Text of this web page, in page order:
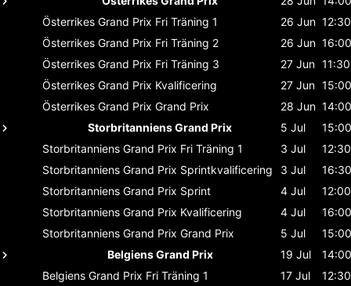
Österrikes Grand Prix Fri Träning 1 26 Jun 12:30
Österrikes Grand Prix Fri Träning 2 26 Jun 16:00
Österrikes Grand Prix Fri Träning 3 27 Jun 11:30
Österrikes Grand Prix Kvalificering 27 Jun 15:00
Österrikes Grand Prix Grand Prix 28 Jun 14:00
Storbritanniens Grand Prix
5 Jul
15:00
Storbritanniens Grand Prix Fri Träning 1 3 Jul
12:30
Storbritanniens Grand Prix Sprintkvalificering 3 Jul
16:30
Storbritanniens Grand Prix Sprint 4 Jul
12:00
Storbritanniens Grand Prix Kvalificering 4 Jul
16:00
Storbritanniens Grand Prix Grand Prix 5 Jul
15:00
Belgiens Grand Prix
19 Jul
14:00
Belgiens Grand Prix Fri Träning 1 17 Jul
12:30